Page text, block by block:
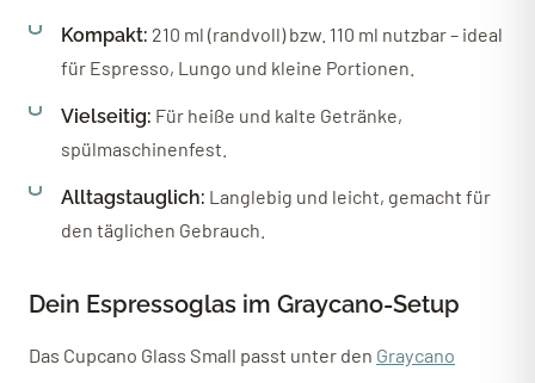
Kompakt: 210 ml (randvoll) bzw. 110 ml nutzbar – ideal
für Espresso, Lungo und kleine Portionen.
Vielseitig: Für heiße und kalte Getränke,
spülmaschinenfest.
Alltagstauglich: Langlebig und leicht, gemacht für
den täglichen Gebrauch.
Dein Espressoglas im Graycano-Setup
Das Cupcano Glass Small passt unter den Graycano